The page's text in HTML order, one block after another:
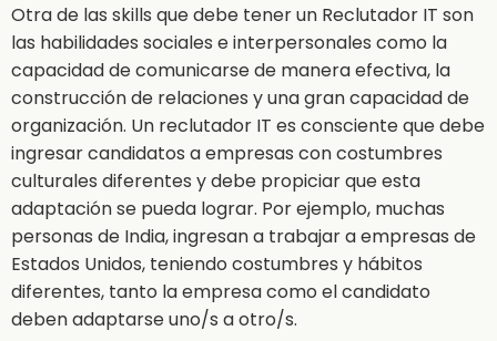
Otra de las skills que debe tener un Reclutador IT son
las habilidades sociales e interpersonales como la
capacidad de comunicarse de manera efectiva, la
construcción de relaciones y una gran capacidad de
organización. Un reclutador IT es consciente que debe
ingresar candidatos a empresas con costumbres
culturales diferentes y debe propiciar que esta
adaptación se pueda lograr. Por ejemplo, muchas
personas de India, ingresan a trabajar a empresas de
Estados Unidos, teniendo costumbres y hábitos
diferentes, tanto la empresa como el candidato
deben adaptarse uno/s a otro/s.